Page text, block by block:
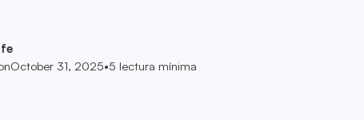
October 31, 2025•5 lectura mínima